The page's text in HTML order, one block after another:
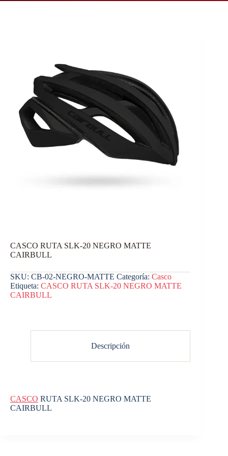
CASCO RUTA SLK-20 NEGRO MATTE
CAIRBULL
SKU: CB-02-NEGRO-MATTE Categoría: Casco
Etiqueta: CASCO RUTA SLK-20 NEGRO MATTE
CAIRBULL
Descripción
CASCO RUTA SLK-20 NEGRO MATTE
CAIRBULL